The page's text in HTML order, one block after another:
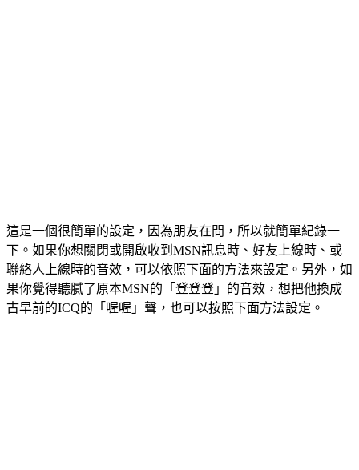
這是一個很簡單的設定，因為朋友在問，所以就簡單紀錄一
下。如果你想關閉或開啟收到MSN訊息時、好友上線時、或
聯絡人上線時的音效，可以依照下面的方法來設定。另外，如
果你覺得聽膩了原本MSN的「登登登」的音效，想把他換成
古早前的ICQ的「喔喔」聲，也可以按照下面方法設定。